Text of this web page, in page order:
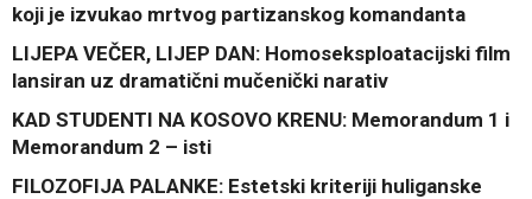
koji je izvukao mrtvog partizanskog komandanta
LIJEPA VEČER, LIJEP DAN: Homoseksploatacijski film
lansiran uz dramatični mučenički narativ
KAD STUDENTI NA KOSOVO KRENU: Memorandum 1 i
Memorandum 2 – isti
FILOZOFIJA PALANKE: Estetski kriteriji huliganske